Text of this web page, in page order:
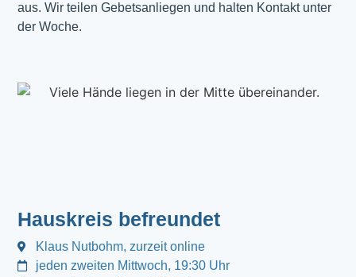
aus. Wir teilen Gebetsanliegen und halten Kontakt unter
der Woche.
Hauskreis befreundet
Klaus Nutbohm, zurzeit online
jeden zweiten Mittwoch, 19:30 Uhr